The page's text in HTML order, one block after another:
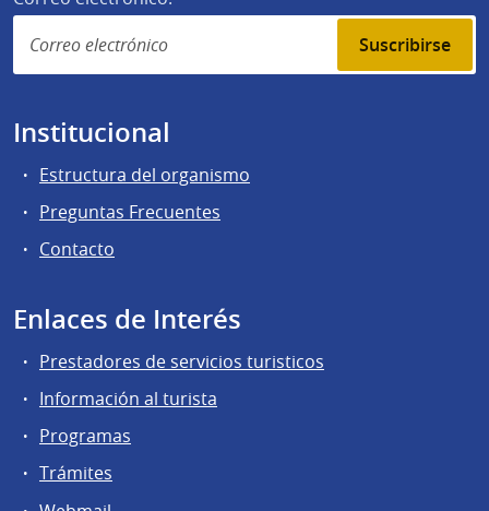
Suscribirse
Institucional
Estructura del organismo
Preguntas Frecuentes
Contacto
Enlaces de Interés
Prestadores de servicios turisticos
Información al turista
Programas
Trámites